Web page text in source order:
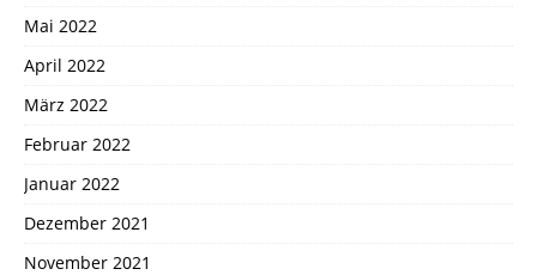
Mai 2022
April 2022
März 2022
Februar 2022
Januar 2022
Dezember 2021
November 2021